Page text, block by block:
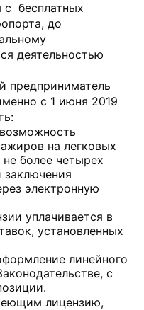
с бесплатных
до
деятельностью
предприниматель
с 1 июня 2019
на легковых
более четырех
электронную
уплачивается в
установленных
линейного
с
лицензию,